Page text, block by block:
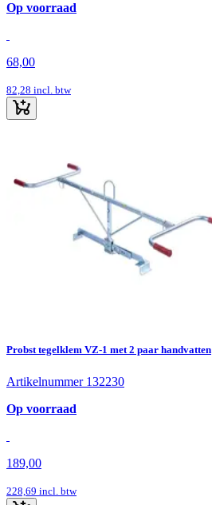
Op voorraad
68,00
82,28 incl. btw
Probst tegelklem VZ-1 met 2 paar handvatten
Artikelnummer 132230
Op voorraad
189,00
228,69 incl. btw